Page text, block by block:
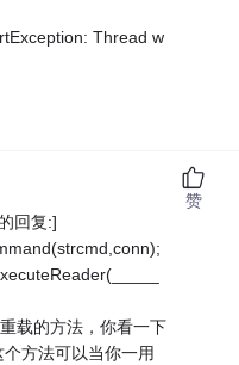
Thread w
回复:]
载的方法，你看一下
方法可以当你一用
赞